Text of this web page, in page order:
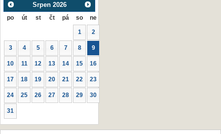
Srpen 2026
po út st čt pá so ne
1 2
3 4 5 6 7 8 9
10 11 12 13 14 15 16
17 18 19 20 21 22 23
24 25 26 27 28 29 30
31